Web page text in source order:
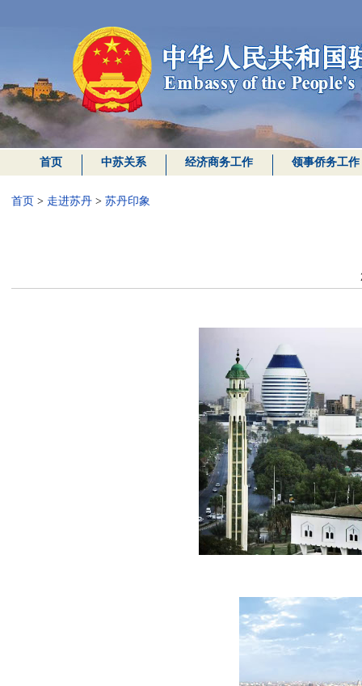
首页 中苏关系 经济商务工作 领事侨务工作
首页 > 走进苏丹> 苏丹印象